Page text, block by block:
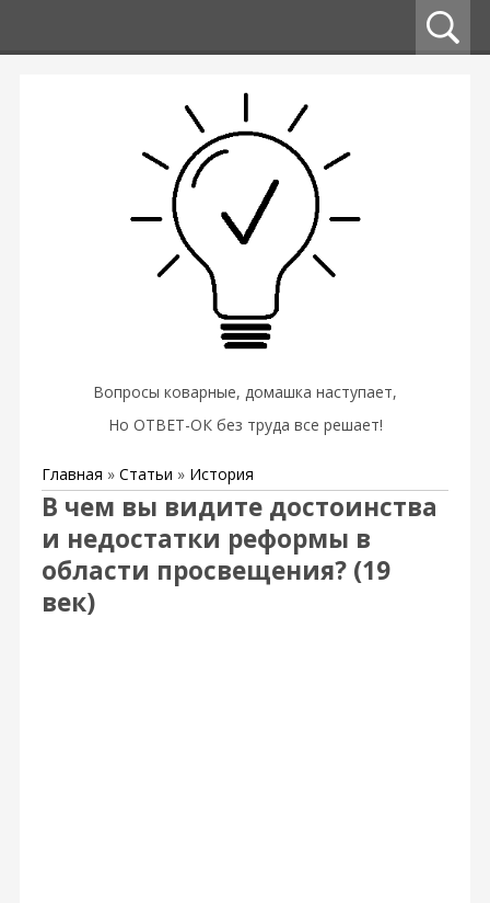
Вопросы коварные, домашка наступает,
Но ОТВЕТ-ОК без труда все решает!
Главная » Статьи » История
В чем вы видите достоинства
и недостатки реформы в
области просвещения? (19
век)